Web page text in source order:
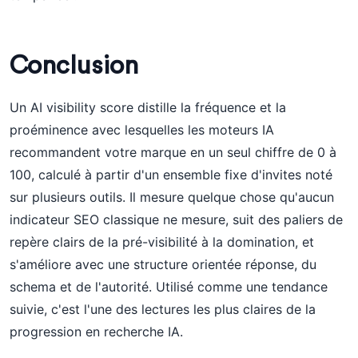
Conclusion
Un AI visibility score distille la fréquence et la
proéminence avec lesquelles les moteurs IA
recommandent votre marque en un seul chiffre de 0 à
100, calculé à partir d'un ensemble fixe d'invites noté
sur plusieurs outils. Il mesure quelque chose qu'aucun
indicateur SEO classique ne mesure, suit des paliers de
repère clairs de la pré-visibilité à la domination, et
s'améliore avec une structure orientée réponse, du
schema et de l'autorité. Utilisé comme une tendance
suivie, c'est l'une des lectures les plus claires de la
progression en recherche IA.